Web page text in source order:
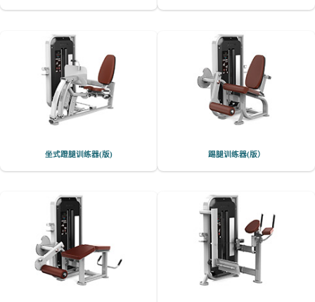
坐式蹬腿训练器(版) 踢腿训练器(版）